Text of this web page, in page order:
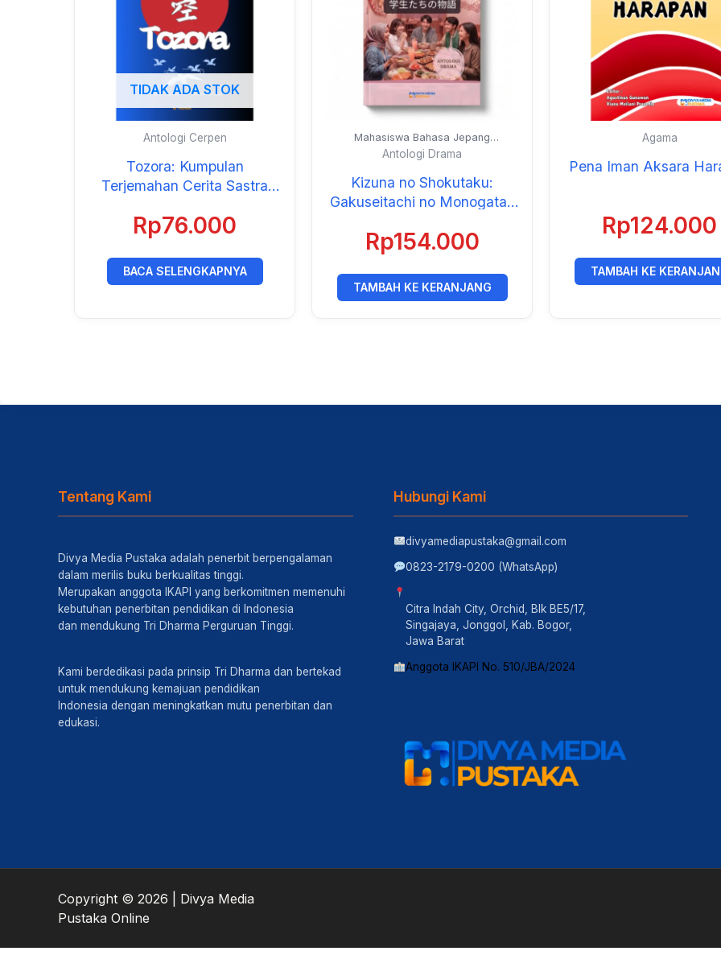
TIDAK ADA STOK
Antologi Cerpen
Tozora: Kumpulan
Terjemahan Cerita Sastra
Rp76.000
BACA SELENGKAPNYA
Mahasiswa Bahasa Jepang
Universitas Negeri Jakarta
Antologi Drama
Kizuna no Shokutaku:
Gakuseitachi no Monogatari
Rp154.000
TAMBAH KE KERANJANG
Agama
Pena Iman Aksara
Rp124.000
TAMBAH KE
Tentang Kami
Divya Media Pustaka adalah penerbit berpengalaman
dalam merilis buku berkualitas tinggi.
Merupakan anggota IKAPI yang berkomitmen memenuhi
kebutuhan penerbitan pendidikan di Indonesia
dan mendukung Tri Dharma Perguruan Tinggi.
Kami berdedikasi pada prinsip Tri Dharma dan bertekad
untuk mendukung kemajuan pendidikan
Indonesia dengan meningkatkan mutu penerbitan dan
edukasi.
Hubungi Kami
divyamediapustaka@gmail.com
0823-2179-0200 (WhatsApp)
Citra Indah City, Orchid, Blk BE5/17,
Singajaya, Jonggol, Kab. Bogor,
Jawa Barat
Anggota IKAPI No. 510/JBA/2024
Copyright © 2026 | Divya Media
Pustaka Online